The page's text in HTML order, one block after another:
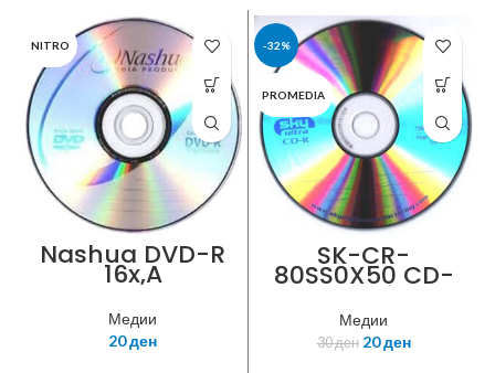
NITRO
Nashua DVD-R
16x,A
Grade,4.7GB,50
PCS BULK
Медии
20ден
-32%
PROMEDIA
SK-CR-
80SS0X50 CD-
R, 80Mins
700MB, SKYpro
Brand, 52x
Speed, A Grade,
Медии
30ден 20ден